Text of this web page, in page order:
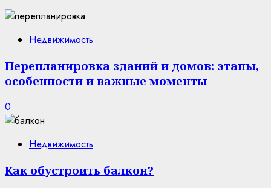
Недвижимость
Перепланировка зданий и домов: этапы,
особенности и важные моменты
0
Недвижимость
Как обустроить балкон?